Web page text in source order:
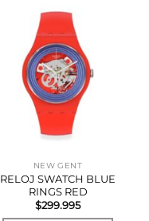
NEW GENT
RELOJ SWATCH BLUE
RINGS RED
$299.995